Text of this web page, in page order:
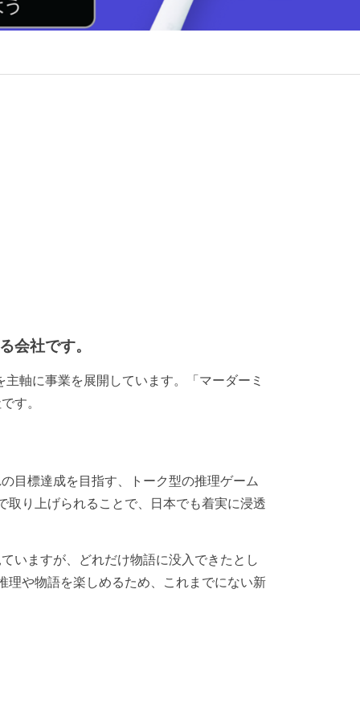
会社です。
軸に事業を展開しています。「マーダーミ
す。
目標達成を目指す、トーク型の推理ゲーム
り上げられることで、日本でも着実に浸透
いますが、どれだけ物語に没入できたとし
や物語を楽しめるため、これまでにない新